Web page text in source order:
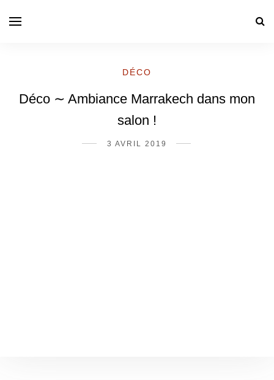
DÉCO
Déco ∼ Ambiance Marrakech dans mon
salon !
3 AVRIL 2019